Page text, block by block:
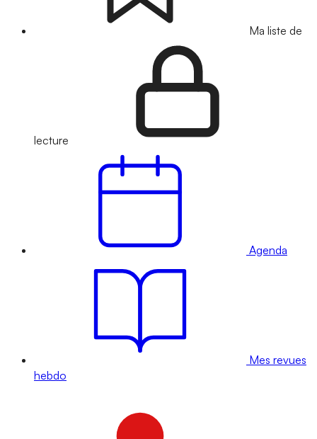
Ma liste de
lecture
Agenda
Mes revues
hebdo